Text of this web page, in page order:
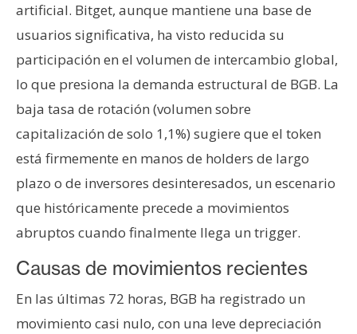
artificial. Bitget, aunque mantiene una base de
usuarios significativa, ha visto reducida su
participación en el volumen de intercambio global,
lo que presiona la demanda estructural de BGB. La
baja tasa de rotación (volumen sobre
capitalización de solo 1,1%) sugiere que el token
está firmemente en manos de holders de largo
plazo o de inversores desinteresados, un escenario
que históricamente precede a movimientos
abruptos cuando finalmente llega un trigger.
Causas de movimientos recientes
En las últimas 72 horas, BGB ha registrado un
movimiento casi nulo, con una leve depreciación